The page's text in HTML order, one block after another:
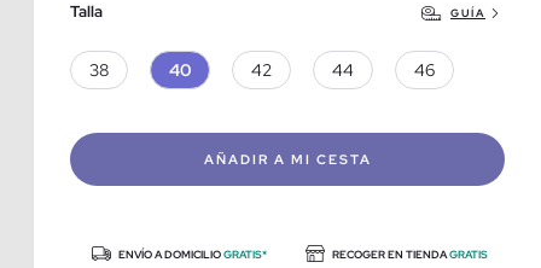
Talla GUÍA
38 40 42 44 46
AÑADIR A MI CESTA
ENVÍO A DOMICILIOGRATIS* RECOGER EN TIENDAGRATIS